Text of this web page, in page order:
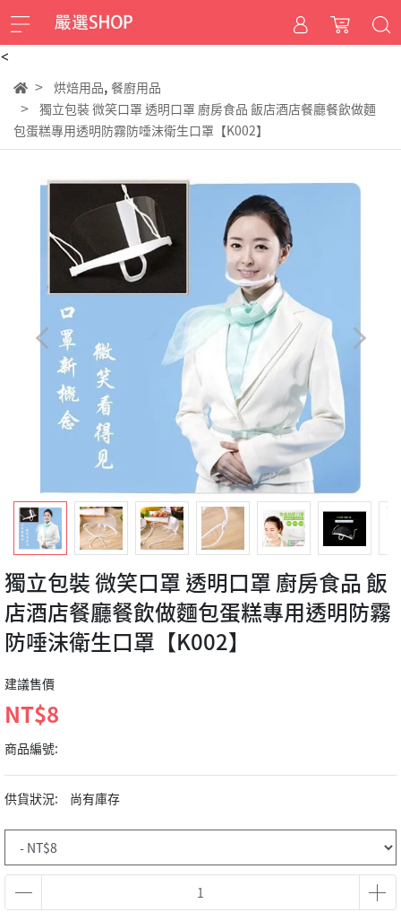
<
烘焙用品, 餐廚用品
獨立包裝 微笑口罩 透明口罩 廚房食品 飯店酒店餐廳餐飲做麵
包蛋糕專用透明防霧防唾沫衛生口罩【K002】
獨立包裝 微笑口罩 透明口罩 廚房食品 飯
店酒店餐廳餐飲做麵包蛋糕專用透明防霧
防唾沫衛生口罩【K002】
建議售價
NT$8
商品編號:
供貨狀況: 尚有庫存